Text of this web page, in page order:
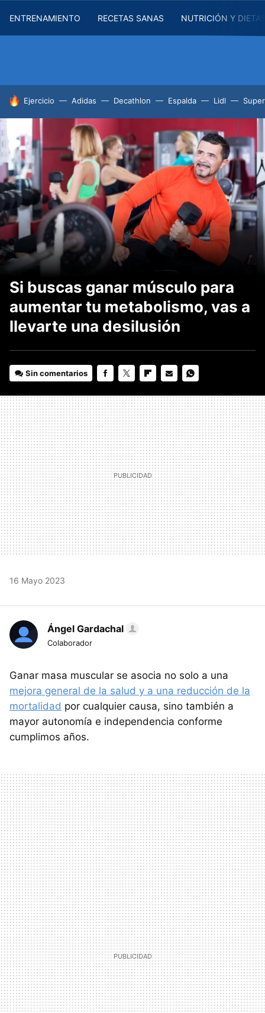
ENTRENAMIENTO RECETAS SANAS NUTRICIÓN Y
HOY SE HABLA DE
Ejercicio Adidas Decathlon Espalda Lidl
Si buscas ganar músculo para
aumentar tu metabolismo, vas a
llevarte una desilusión
Sin comentarios
MAIL
16 Mayo 2023
Ángel Gardachal
Colaborador
Ganar masa muscular se asocia no solo a una
mejora general de la salud y a una reducción de la
mortalidad por cualquier causa, sino también a
mayor autonomía e independencia conforme
cumplimos años.